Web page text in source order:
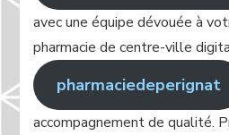
avec une équipe dévouée à
pharmacie de centre-ville
pharmaciedeperignat
accompagnement de qualité.